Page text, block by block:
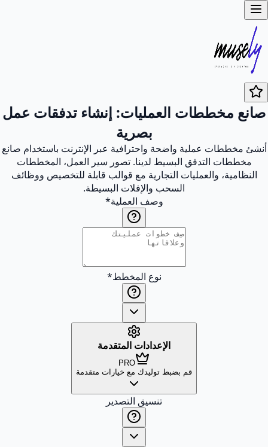
صانع مخططات العمليات: إنشاء تدفقات عمل
بصرية
أنشئ مخططات عملية واضحة واحترافية عبر الإنترنت باستخدام صانع
مخططات التدفق البسيط لدينا. تصور سير العمل، المخططات
النظامية، والعمليات التجارية مع قوالب قابلة للتخصيص ووظائف
السحب والإفلات البسيطة.
وصف العملية*
نوع المخطط*
الإعدادات المتقدمة
PRO
قم بضبط توليدك مع خيارات متقدمة
تنسيق التصدير